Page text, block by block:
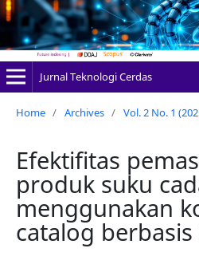
Jurnal Teknologi Cerdas
Home / Archives / Vol. 2 No. 1
Efektifitas
produk suku
menggunakan
catalog